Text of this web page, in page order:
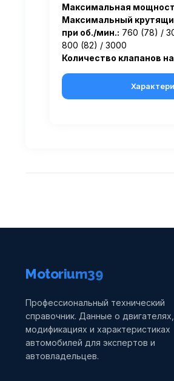
Максимальная
Максимальный
при об./мин.: 760 (78) /
800 (82) / 3000
Количество клапанов
Motorium39
Профессиональный технический
справочник. Данные о двигателях,
модификациях и характеристиках
автомобилей для экспертов и
автовладельцев.